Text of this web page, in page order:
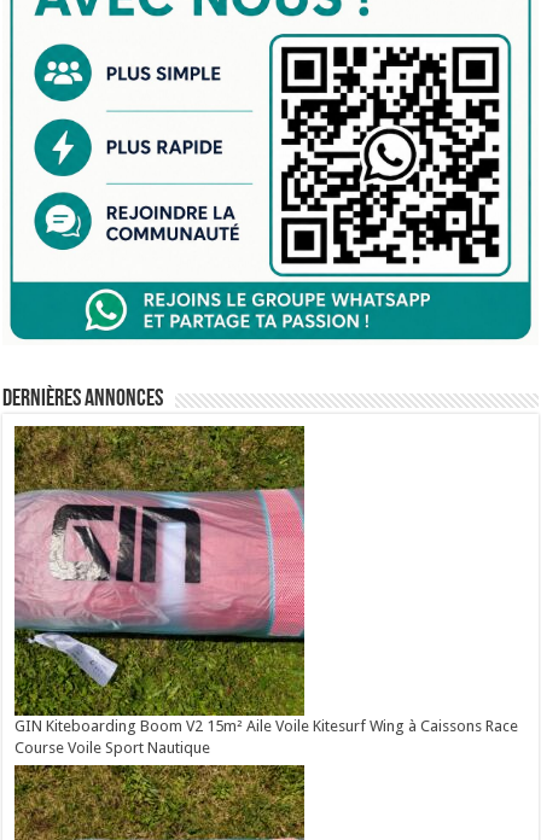
Dernières annonces
GIN Kiteboarding Boom V2 15m² Aile Voile Kitesurf Wing à Caissons Race
Course Voile Sport Nautique